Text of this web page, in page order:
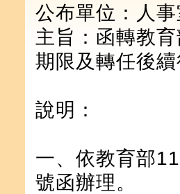
公布單位 ：人
主旨：函轉教
期限及轉任後
說明：
一、依教育部
號函辦理。